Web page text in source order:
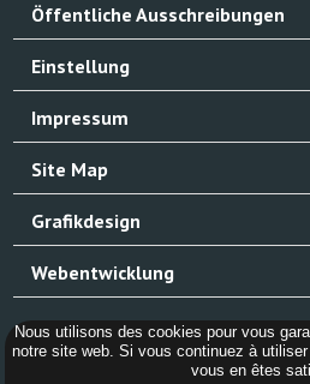
Öffentliche Ausschreibungen
Einstellung
Impressum
Site Map
Grafikdesign
Webentwicklung
Nous utilisons des cookies pour vous
notre site web. Si vous continuez à
vous en êtes